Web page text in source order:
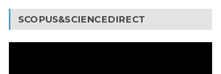
SCOPUS&SCIENCEDIRECT